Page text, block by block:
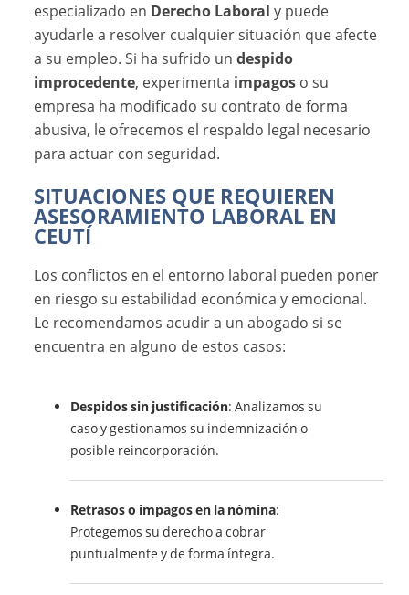
especializado en Derecho Laboral y puede
ayudarle a resolver cualquier situación que afecte
a su empleo. Si ha sufrido undespido
improcedente, experimenta impagos o su
empresa ha modificado su contrato de forma
abusiva, le ofrecemos el respaldo legal necesario
para actuar con seguridad.
SITUACIONES QUE REQUIEREN
ASESORAMIENTO LABORAL EN
CEUTÍ
Los conflictos en el entorno laboral pueden poner
en riesgo su estabilidad económica y emocional.
Le recomendamos acudir a un abogado si se
encuentra en alguno de estos casos:
Despidos sin justificación: Analizamos su
caso y gestionamos su indemnización o
posible reincorporación.
Retrasos o impagos en la nómina:
Protegemos su derecho a cobrar
puntualmente y de forma íntegra.